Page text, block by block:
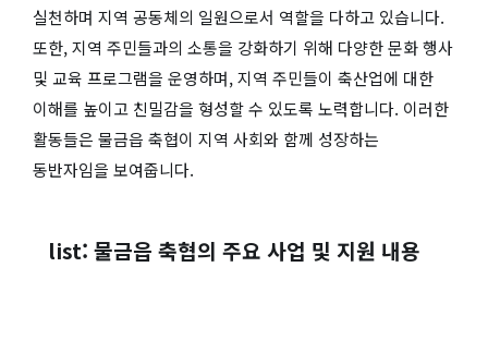
실천하며 지역 공동체의 일원으로서 역할을 다하고 있습니다.
또한, 지역 주민들과의 소통을 강화하기 위해 다양한 문화 행사
및 교육 프로그램을 운영하며, 지역 주민들이 축산업에 대한
이해를 높이고 친밀감을 형성할 수 있도록 노력합니다. 이러한
활동들은 물금읍 축협이 지역 사회와 함께 성장하는
동반자임을 보여줍니다.
list: 물금읍 축협의 주요 사업 및 지원 내용